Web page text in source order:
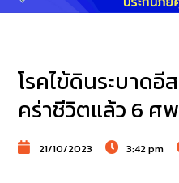
โรคไข้ดินระบาด
คร่าชีวิตแล้ว 6 ศพ
21/10/2023 3:42 pm